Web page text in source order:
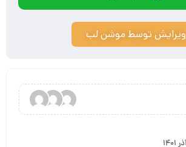
ویرایش توسط موشن لب